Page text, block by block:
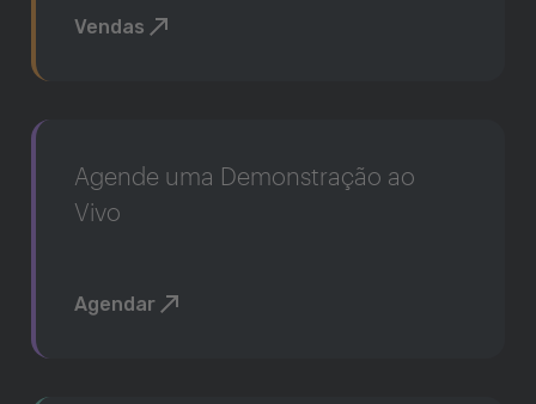
Vendas
Agende uma Demonstração ao
Vivo
Agendar